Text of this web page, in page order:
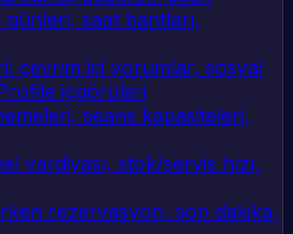
saat bantları,
çevrim içi yorumlar, sosyal
içgörüleri
seans kapasiteleri,
vardiyası, stok/servis hızı,
rezervasyon, son dakika,